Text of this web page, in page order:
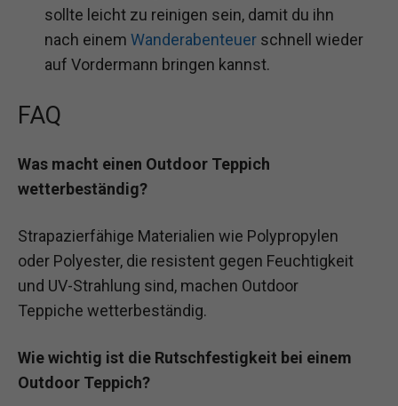
sollte leicht zu reinigen sein, damit du ihn
nach einem Wanderabenteuer schnell wieder
auf Vordermann bringen kannst.
FAQ
Was macht einen Outdoor Teppich
wetterbeständig?
Strapazierfähige Materialien wie Polypropylen
oder Polyester, die resistent gegen Feuchtigkeit
und UV-Strahlung sind, machen Outdoor
Teppiche wetterbeständig.
Wie wichtig ist die Rutschfestigkeit bei einem
Outdoor Teppich?